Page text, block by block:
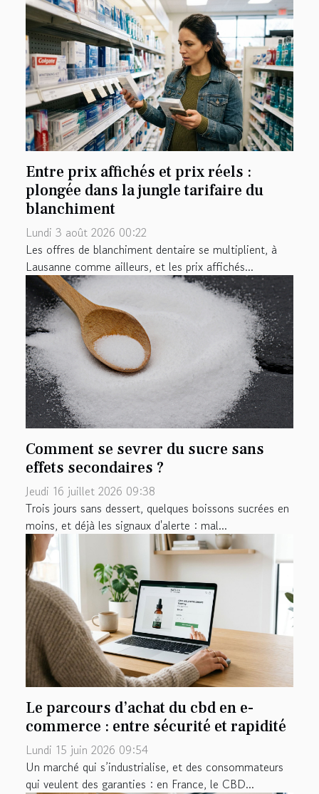
Entre prix affichés et prix réels :
plongée dans la jungle tarifaire du
blanchiment
Lundi 3 août 2026 00:22
Les offres de blanchiment dentaire se multiplient, à
Lausanne comme ailleurs, et les prix affichés...
Comment se sevrer du sucre sans
effets secondaires ?
Jeudi 16 juillet 2026 09:38
Trois jours sans dessert, quelques boissons sucrées en
moins, et déjà les signaux d'alerte : mal...
Le parcours d’achat du cbd en e-
commerce : entre sécurité et rapidité
Lundi 15 juin 2026 09:54
Un marché qui s’industrialise, et des consommateurs
qui veulent des garanties : en France, le CBD...